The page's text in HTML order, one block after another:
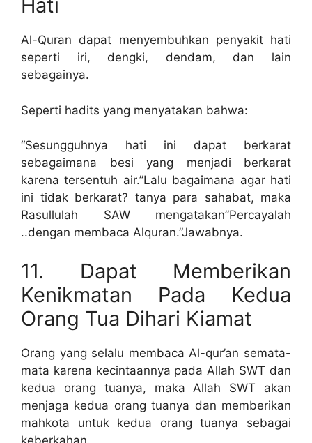
Hati
Al-Quran dapat menyembuhkan penyakit hati
seperti iri, dengki, dendam, dan lain
sebagainya.
Seperti hadits yang menyatakan bahwa:
“Sesungguhnya hati ini dapat berkarat
sebagaimana besi yang menjadi berkarat
karena tersentuh air.”Lalu bagaimana agar hati
ini tidak berkarat? tanya para sahabat, maka
Rasullulah SAW mengatakan”Percayalah
..dengan membaca Alquran.”Jawabnya.
11. Dapat Memberikan
Kenikmatan Pada Kedua
Orang Tua Dihari Kiamat
Orang yang selalu membaca Al-qur’an semata-
mata karena kecintaannya pada Allah SWT dan
kedua orang tuanya, maka Allah SWT akan
menjaga kedua orang tuanya dan memberikan
mahkota untuk kedua orang tuanya sebagai
keberkahan.